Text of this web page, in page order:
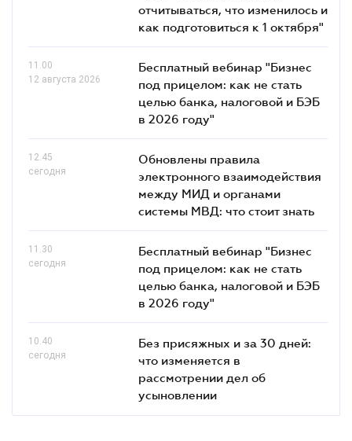
отчитываться, что изменилось и
как подготовиться к 1 октября"
11.00
12 августа 2026
Бесплатный вебинар "Бизнес
под прицелом: как не стать
целью банка, налоговой и БЭБ
в 2026 году"
12.45
сегодня
Обновлены правила
электронного взаимодействия
между МИД и органами
системы МВД: что стоит знать
11.30
сегодня
Бесплатный вебинар "Бизнес
под прицелом: как не стать
целью банка, налоговой и БЭБ
в 2026 году"
10.40
сегодня
Без присяжных и за 30 дней:
что изменяется в
рассмотрении дел об
усыновлении